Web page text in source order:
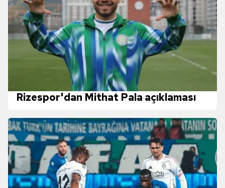
Rizespor'dan Mithat Pala açıklaması